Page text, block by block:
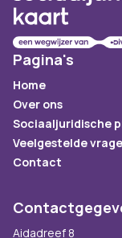
Pagina's
Home
Over ons
Sociaaljuridische
Veelgestelde
Contact
Aidadreef 8